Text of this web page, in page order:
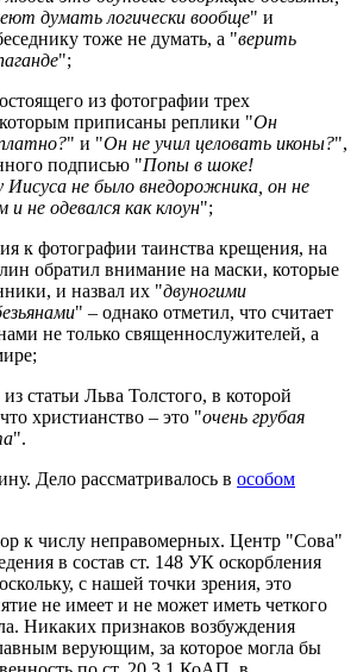
думать логически вообще" и
тоже не думать, а "верить
";
из фотографии трех
приписаны реплики "Он
" и "Он не учил целовать иконы?",
подписью "Попы в шоке!
Иисуса не было внедорожника, он не
и не одевался как клоун";
к фотографии таинства крещения, на
обратил внимание на маски, которые
и назвал их "двуногими
" – однако отметил, что считает
не только священнослужителей, а
статьи Льва Толстого, в которой
христианство – это "очень грубая
".
Дело рассматривалось в особом
к числу неправомерных. Центр "Сова"
в состав ст. 148 УК оскорбления
с нашей точки зрения, это
не имеет и не может иметь четкого
Никаких признаков возбуждения
верующим, за которое могла бы